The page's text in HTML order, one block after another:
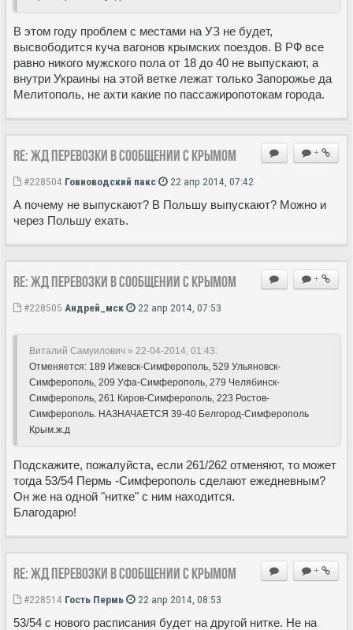
В этом году проблем с местами на УЗ не будет,
высвободится куча вагонов крымских поездов. В РФ все
равно никого мужского пола от 18 до 40 не выпускают, а
внутри Украины на этой ветке лежат только Запорожье да
Мелитополь, не ахти какие по пассажиропотокам города.
+
Re: ЖД перевозки в сообщении с Крымом
#228504 Говноводский пакс 22 апр 2014, 07:42
А почему не выпускают? В Польшу выпускают? Можно и
через Польшу ехать.
+
Re: ЖД перевозки в сообщении с Крымом
#228505 Андрей_мск 22 апр 2014, 07:53
Виталий Самуилович » 22-04-2014, 01:43:
Отменяется: 189 Ижевск-Симферополь, 529 Ульяновск-
Симферополь, 209 Уфа-Симферополь, 279 Челябинск-
Симферополь, 261 Киров-Симферополь, 223 Ростов-
Симферополь. НАЗНАЧАЕТСЯ 39-40 Белгород-Симферополь
Крым.ж.д
Подскажите, пожалуйста, если 261/262 отменяют, то может
тогда 53/54 Пермь -Симферополь сделают ежедневным?
Он же на одной "нитке" с ним находится.
Благодарю!
+
Re: ЖД перевозки в сообщении с Крымом
#228514 Гость Пермь 22 апр 2014, 08:53
53/54 с нового расписания будет на другой нитке. Не на